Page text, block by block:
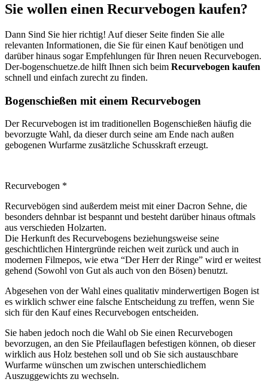
Sie wollen einen Recurvebogen kaufen?
Dann Sind Sie hier richtig! Auf dieser Seite finden Sie alle
relevanten Informationen, die Sie für einen Kauf benötigen und
darüber hinaus sogar Empfehlungen für Ihren neuen Recurvebogen.
Der-bogenschuetze.de hilft Ihnen sich beim Recurvebogen kaufen
schnell und einfach zurecht zu finden.
Bogenschießen mit einem Recurvebogen
Der Recurvebogen ist im traditionellen Bogenschießen häufig die
bevorzugte Wahl, da dieser durch seine am Ende nach außen
gebogenen Wurfarme zusätzliche Schusskraft erzeugt.
Recurvebogen *
Recurvebögen sind außerdem meist mit einer Dacron Sehne, die
besonders dehnbar ist bespannt und besteht darüber hinaus oftmals
aus verschieden Holzarten.
Die Herkunft des Recurvebogens beziehungsweise seine
geschichtlichen Hintergründe reichen weit zurück und auch in
modernen Filmepos, wie etwa “Der Herr der Ringe” wird er weitest
gehend (Sowohl von Gut als auch von den Bösen) benutzt.
Abgesehen von der Wahl eines qualitativ minderwertigen Bogen ist
es wirklich schwer eine falsche Entscheidung zu treffen, wenn Sie
sich für den Kauf eines Recurvebogen entscheiden.
Sie haben jedoch noch die Wahl ob Sie einen Recurvebogen
bevorzugen, an den Sie Pfeilauflagen befestigen können, ob dieser
wirklich aus Holz bestehen soll und ob Sie sich austauschbare
Wurfarme wünschen um zwischen unterschiedlichem
Auszuggewichts zu wechseln.